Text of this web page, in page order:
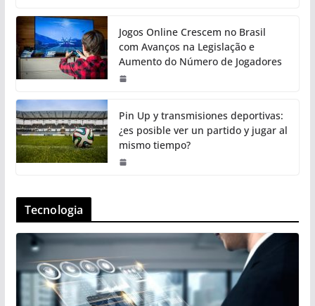
Jogos Online Crescem no Brasil
com Avanços na Legislação e
Aumento do Número de Jogadores
Pin Up y transmisiones deportivas:
¿es posible ver un partido y jugar al
mismo tiempo?
Tecnologia